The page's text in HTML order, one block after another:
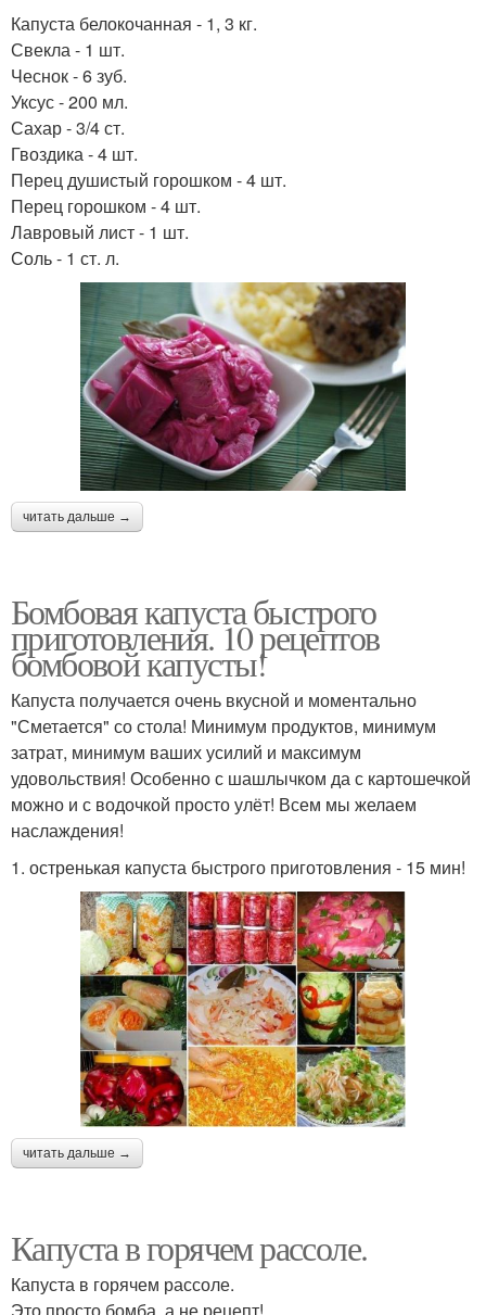
Капуста белокочанная - 1, 3 кг.
Свекла - 1 шт.
Чеснок - 6 зуб.
Уксус - 200 мл.
Сахар - 3/4 ст.
Гвоздика - 4 шт.
Перец душистый горошком - 4 шт.
Перец горошком - 4 шт.
Лавровый лист - 1 шт.
Соль - 1 ст. л.
читать дальше →
Бомбовая капуста быстрого
приготовления. 10 рецептов
бомбовой капусты!
Капуста получается очень вкусной и моментально
"Сметается" со стола! Минимум продуктов, минимум
затрат, минимум ваших усилий и максимум
удовольствия! Особенно с шашлычком да с картошечкой
можно и с водочкой просто улёт! Всем мы желаем
наслаждения!
1. остренькая капуста быстрого приготовления - 15 мин!
читать дальше →
Капуста в горячем рассоле.
Капуста в горячем рассоле.